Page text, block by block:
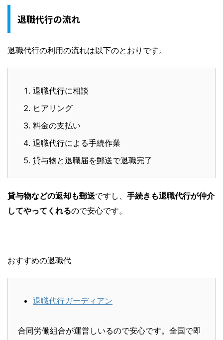
退職代行の流れ
退職代行の利用の流れは以下のとおりです。
退職代行に相談
ヒアリング
料金の支払い
退職代行による手続作業
貸与物と退職届を郵送で退職完了
貸与物などの返却も郵送ですし、 手続きも退職代行が仲介
してやってくれるので安心です。
おすすめの退職代
退職代行ガーディアン
合同労働組合が運営しいるので安心です。全国で即